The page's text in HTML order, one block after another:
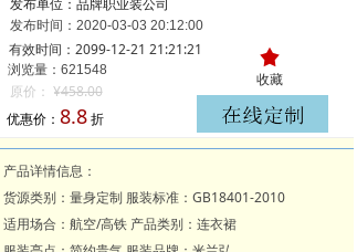
优惠价： 8.8折
发布时间： 2020-03-03 20:12:00
浏览量：621548
原价： ¥458.00
发布单位：品牌职业装公司
有效时间：2099-12-21 21:21:21 끄
收藏
产品详情信息：
货源类别：量身定制 服装标准：GB18401-2010
适用场合：航空/高铁 产品类别：连衣裙